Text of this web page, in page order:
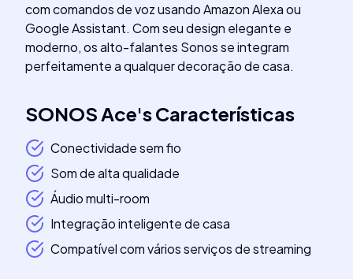
com comandos de voz usando Amazon Alexa ou
Google Assistant. Com seu design elegante e
moderno, os alto-falantes Sonos se integram
perfeitamente a qualquer decoração de casa.
SONOS Ace'sCaracterísticas
Conectividade sem fio
Som de alta qualidade
Áudio multi-room
Integração inteligente de casa
Compatível com vários serviços de streaming